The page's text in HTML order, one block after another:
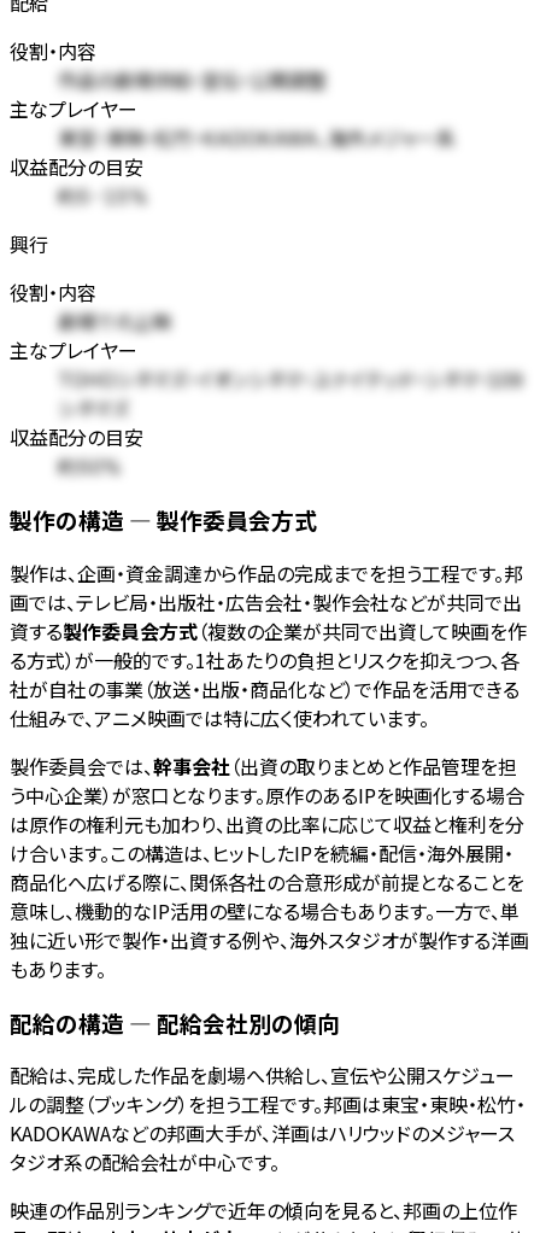
役割・内容
作品の劇場供給・宣伝・公開調整
主なプレイヤー
東宝・東映・松竹・KADOKAWA、海外メジャー系
収益配分の目安
約5-15%
興行
役割・内容
劇場での上映
主なプレイヤー
TOHOシネマズ・イオンシネマ・ユナイテッド・シネマ・109
シネマズ
収益配分の目安
約50%
製作の構造 — 製作委員会方式
製作は、企画・資金調達から作品の完成までを担う工程です。邦
画では、テレビ局・出版社・広告会社・製作会社などが共同で出
資する製作委員会方式（複数の企業が共同で出資して映画を作
る方式）が一般的です。1社あたりの負担とリスクを抑えつつ、各
社が自社の事業（放送・出版・商品化など）で作品を活用できる
仕組みで、アニメ映画では特に広く使われています。
製作委員会では、幹事会社 （出資の取りまとめと作品管理を担
う中心企業）が窓口となります。原作のあるIPを映画化する場合
は原作の権利元も加わり、出資の比率に応じて収益と権利を分
け合います。この構造は、ヒットしたIPを続編・配信・海外展開・
商品化へ広げる際に、関係各社の合意形成が前提となることを
意味し、機動的なIP活用の壁になる場合もあります。一方で、単
独に近い形で製作・出資する例や、海外スタジオが製作する洋画
もあります。
配給の構造 — 配給会社別の傾向
配給は、完成した作品を劇場へ供給し、宣伝や公開スケジュー
ルの調整（ブッキング）を担う工程です。邦画は東宝・東映・松竹・
KADOKAWAなどの邦画大手が、洋画はハリウッドのメジャース
タジオ系の配給会社が中心です。
映連の作品別ランキングで近年の傾向を見ると、邦画の上位作